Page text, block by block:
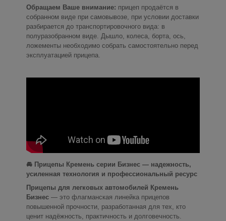
Обращаем Ваше внимание: прицеп продаётся в
собранном виде при самовывозе, при условии доставки
разбирается до транспортировочного вида: в
полуразобранном виде. Дышло, колеса, борта, ось,
ложементы необходимо собрать самостоятельно перед
эксплуатацией прицепа.
🚘 Прицепы Кремень серии Бизнес — надежность,
усиленная технология и профессиональный ресурс
Прицепы для легковых автомобилей Кремень
Бизнес — это флагманская линейка прицепов
повышенной прочности, разработанная для тех, кто
ценит надёжность, практичность и долговечность.